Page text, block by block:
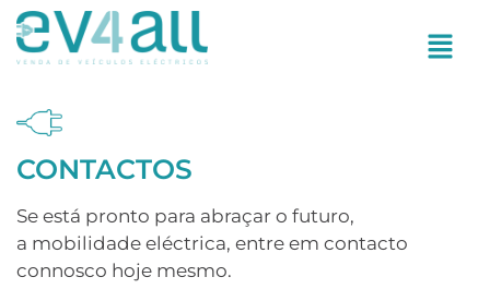
CONTACTOS
Se está pronto para abraçar o futuro,
a mobilidade eléctrica, entre em contacto
connosco hoje mesmo.